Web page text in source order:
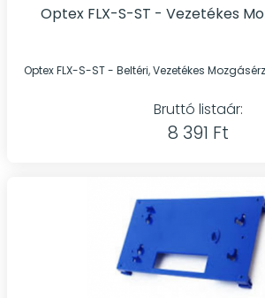
Optex FLX-S-ST - Vezetékes
Optex FLX-S-ST - Beltéri, Vezetékes
Bruttó listaár:
8 391 Ft